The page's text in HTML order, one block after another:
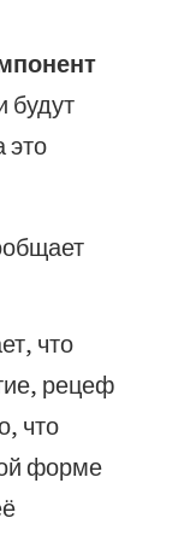
будут
это
что
рецеф
что
форме